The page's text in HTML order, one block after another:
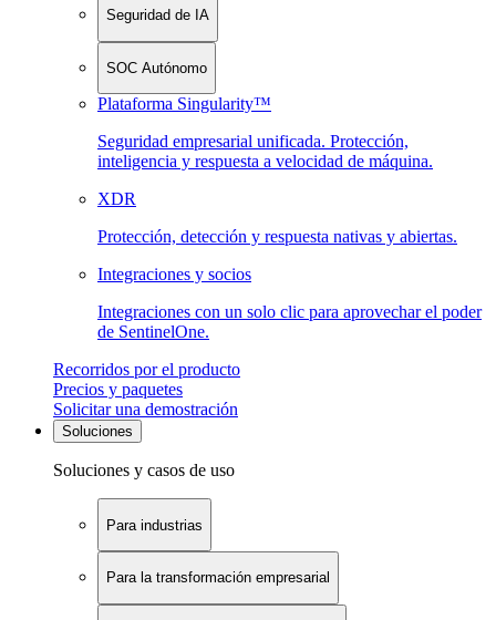
Seguridad de IA
SOC Autónomo
Plataforma Singularity™
Seguridad empresarial unificada. Protección,
inteligencia y respuesta a velocidad de máquina.
XDR
Protección, detección y respuesta nativas y abiertas.
Integraciones y socios
Integraciones con un solo clic para aprovechar el poder
de SentinelOne.
Recorridos por el producto
Precios y paquetes
Solicitar una demostración
Soluciones
Soluciones y casos de uso
Para industrias
Para la transformación empresarial